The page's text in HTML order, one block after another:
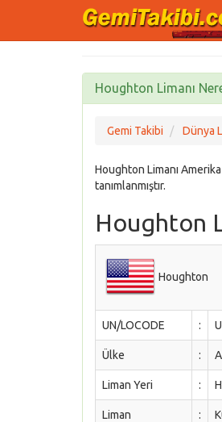
Houghton Limanı
Gemi Takibi Dünya
Houghton Limanı
tanımlanmıştır.
Houghton
Houghton
UN/LOCODE :
Ülke :
Liman Yeri :
Liman
: